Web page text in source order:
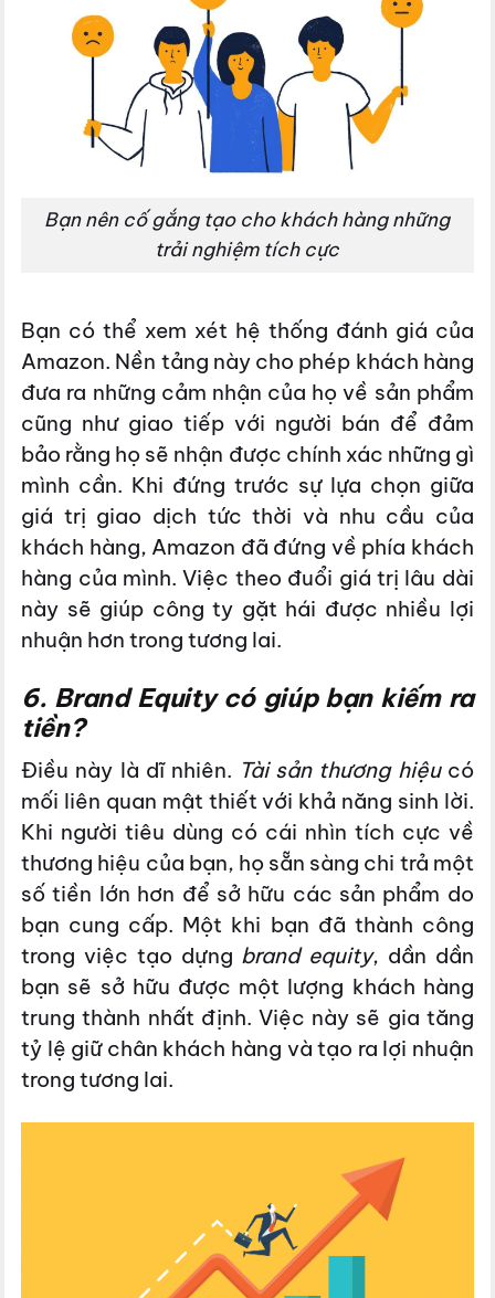
Bạn nên cố gắng tạo cho khách hàng những
trải nghiệm tích cực
Bạn có thể xem xét hệ thống đánh giá của
Amazon. Nền tảng này cho phép khách hàng
đưa ra những cảm nhận của họ về sản phẩm
cũng như giao tiếp với người bán để đảm
bảo rằng họ sẽ nhận được chính xác những gì
mình cần. Khi đứng trước sự lựa chọn giữa
giá trị giao dịch tức thời và nhu cầu của
khách hàng, Amazon đã đứng về phía khách
hàng của mình. Việc theo đuổi giá trị lâu dài
này sẽ giúp công ty gặt hái được nhiều lợi
nhuận hơn trong tương lai.
6. Brand Equity có giúp bạn kiếm ra
tiền?
Điều này là dĩ nhiên. Tài sản thương hiệucó
mối liên quan mật thiết với khả năng sinh lời.
Khi người tiêu dùng có cái nhìn tích cực về
thương hiệu của bạn, họ sẵn sàng chi trả một
số tiền lớn hơn để sở hữu các sản phẩm do
bạn cung cấp. Một khi bạn đã thành công
trong việc tạo dựng brand equity, dần dần
bạn sẽ sở hữu được một lượng khách hàng
trung thành nhất định. Việc này sẽ gia tăng
tỷ lệ giữ chân khách hàng và tạo ra lợi nhuận
trong tương lai.